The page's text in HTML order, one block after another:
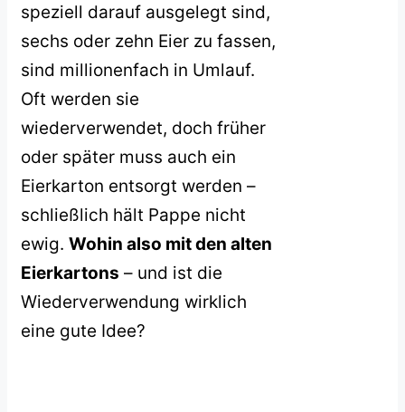
speziell darauf ausgelegt sind,
sechs oder zehn Eier zu fassen,
sind millionenfach in Umlauf.
Oft werden sie
wiederverwendet, doch früher
oder später muss auch ein
Eierkarton entsorgt werden –
schließlich hält Pappe nicht
ewig. Wohin also mit den alten
Eierkartons – und ist die
Wiederverwendung wirklich
eine gute Idee?